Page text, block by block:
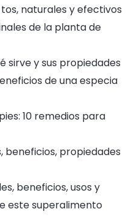
naturales y efectivos
de la planta de
sirve y sus propiedades
de una especia
10 remedios para
beneficios, propiedades
beneficios, usos y
este superalimento